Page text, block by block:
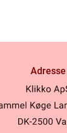
Adresse